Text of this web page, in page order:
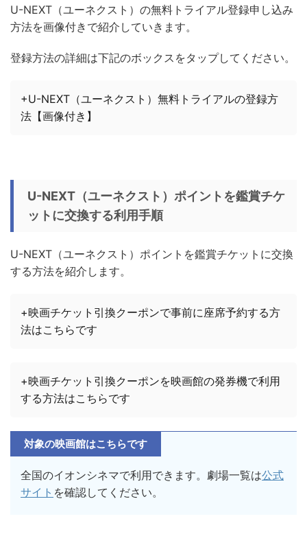
U-NEXT（ユーネクスト）の無料トライアル登録申し込み
方法を画像付きで紹介していきます。
登録方法の詳細は下記のボックスをタップしてください。
+U-NEXT（ユーネクスト）無料トライアルの登録方
法【画像付き】
U-NEXT（ユーネクスト）ポイントを鑑賞チケ
ットに交換する利用手順
U-NEXT（ユーネクスト）ポイントを鑑賞チケットに交換
する方法を紹介します。
+映画チケット引換クーポンで事前に座席予約する方
法はこちらです
+映画チケット引換クーポンを映画館の発券機で利用
する方法はこちらです
対象の映画館はこちらです
全国のイオンシネマで利用できます。劇場一覧は公式
サイト を確認してください。